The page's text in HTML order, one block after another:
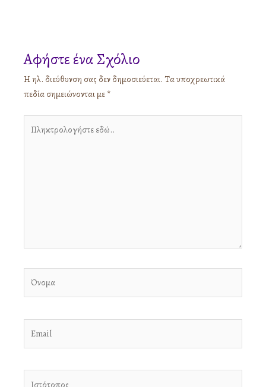
Αφήστε ένα Σχόλιο
Η ηλ. διεύθυνση σας δεν δημοσιεύεται. Τα υποχρεωτικά
πεδία σημειώνονται με *
εδώ..